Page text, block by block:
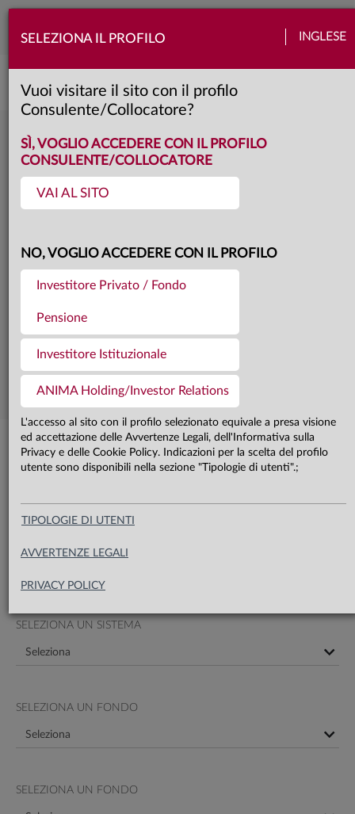
SELEZIONA IL PROFILO INGLESE
Vuoi visitare il sito con il profilo
Consulente/Collocatore?
SÌ, VOGLIO ACCEDERE CON IL PROFILO
CONSULENTE/COLLOCATORE
VAI AL SITO
NO, VOGLIO ACCEDERE CON IL PROFILO
Investitore Privato / Fondo
Pensione
Investitore Istituzionale
ANIMA Holding/Investor Relations
L'accesso al sito con il profilo selezionato equivale a presa visione
ed accettazione delle Avvertenze Legali, dell'Informativa sulla
Privacy e delle Cookie Policy. Indicazioni per la scelta del profilo
utente sono disponibili nella sezione "Tipologie di utenti".;
TIPOLOGIE DI UTENTI
AVVERTENZE LEGALI
PRIVACY POLICY
Confronta portafoglio fondi
VISUALIZZA I SIMULATORI
Simulatore PAC
Rendimento Portafoglio
Confronta Portafogli Fondi
Scopri com’è composto il portafoglio dei fondi
SELEZIONA UN SISTEMA
SELEZIONA UN FONDO
SELEZIONA UN FONDO